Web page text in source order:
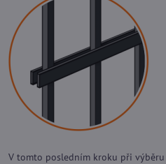
V tomto posledním kroku při